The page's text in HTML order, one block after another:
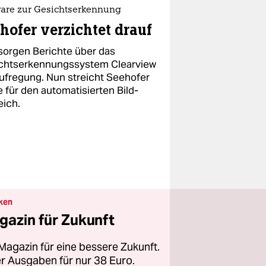
zur Gesichtserkennung
verzichtet drauf
Berichte über das
Clearview
Nun streicht Seehofer
für den automatisierten Bild-
für Zukunft
für eine bessere Zukunft.
Ausgaben für nur 38 Euro.